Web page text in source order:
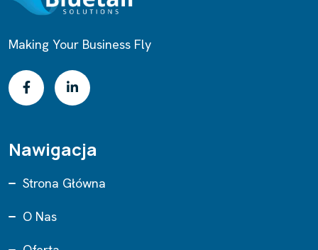
Making Your Business Fly
Nawigacja
Strona Główna
O Nas